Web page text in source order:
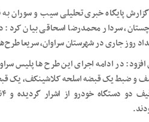
پایگاه خبری تحلیلی سیب و سوران
سردار محمدرضا اسحاقی بیان
روز جاری در شهرستان سراوان، سريعا
در ادامه اجرای این طرح ها پلیس
و ضبط یک قبضه اسلحه کلاشینکف، یک